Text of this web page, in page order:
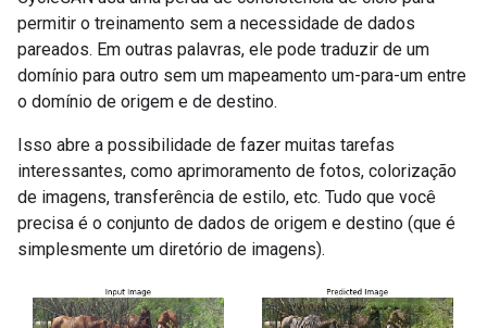
permitir o treinamento sem a necessidade de dados
pareados. Em outras palavras, ele pode traduzir de um
domínio para outro sem um mapeamento um-para-um entre
o domínio de origem e de destino.
Isso abre a possibilidade de fazer muitas tarefas
interessantes, como aprimoramento de fotos, colorização
de imagens, transferência de estilo, etc. Tudo que você
precisa é o conjunto de dados de origem e destino (que é
simplesmente um diretório de imagens).